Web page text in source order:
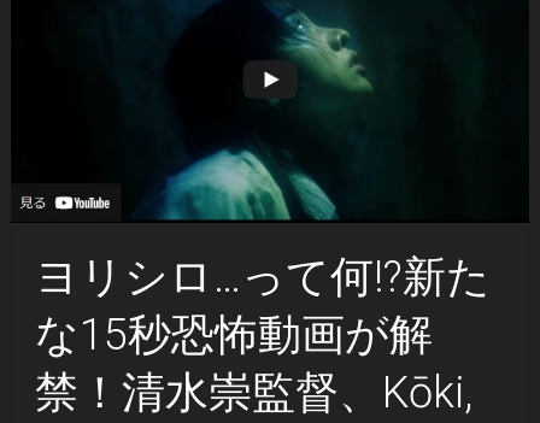
ヨリシロ…って何!?新た
な15秒恐怖動画が解
禁！清水崇監督、Kōki,